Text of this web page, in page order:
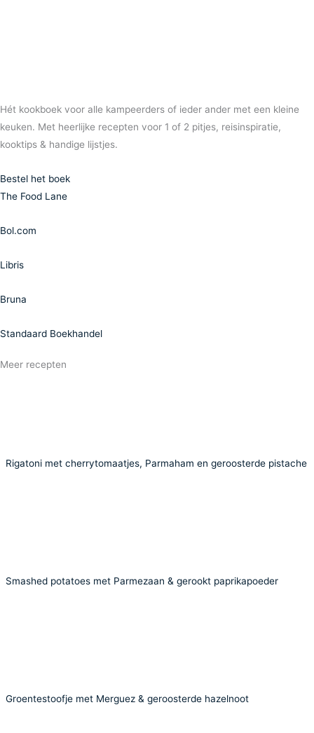
Hét kookboek voor alle kampeerders of ieder ander met een kleine
keuken. Met heerlijke recepten voor 1 of 2 pitjes, reisinspiratie,
kooktips & handige lijstjes.
Bestel het boek
The Food Lane
Bol.com
Libris
Bruna
Standaard Boekhandel
Meer recepten
Rigatoni met cherrytomaatjes, Parmaham en geroosterde pistache
Smashed potatoes met Parmezaan & gerookt paprikapoeder
Groentestoofje met Merguez & geroosterde hazelnoot